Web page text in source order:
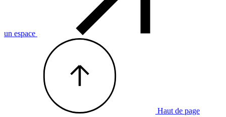
un espace
Haut de page